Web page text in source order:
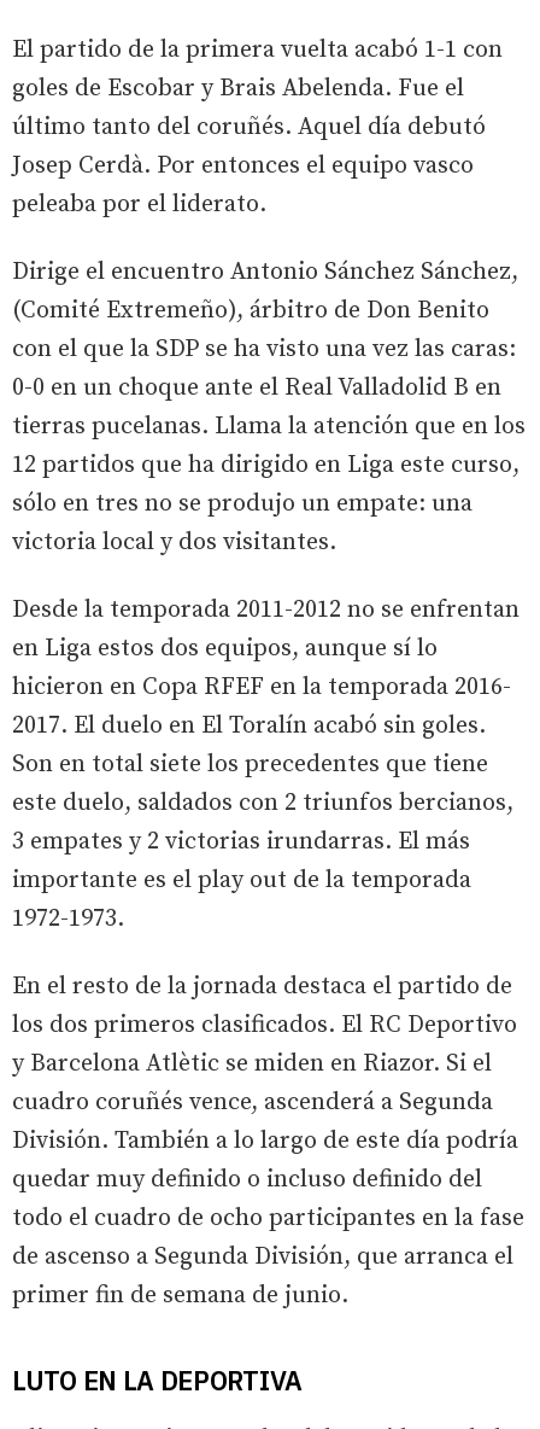
El partido de la primera vuelta acabó 1-1 con
goles de Escobar y Brais Abelenda. Fue el
último tanto del coruñés. Aquel día debutó
Josep Cerdà. Por entonces el equipo vasco
peleaba por el liderato.
Dirige el encuentro Antonio Sánchez Sánchez,
(Comité Extremeño), árbitro de Don Benito
con el que la SDP se ha visto una vez las caras:
0-0 en un choque ante el Real Valladolid B en
tierras pucelanas. Llama la atención que en los
12 partidos que ha dirigido en Liga este curso,
sólo en tres no se produjo un empate: una
victoria local y dos visitantes.
Desde la temporada 2011-2012 no se enfrentan
en Liga estos dos equipos, aunque sí lo
hicieron en Copa RFEF en la temporada 2016-
2017. El duelo en El Toralín acabó sin goles.
Son en total siete los precedentes que tiene
este duelo, saldados con 2 triunfos bercianos,
3 empates y 2 victorias irundarras. El más
importante es el play out de la temporada
1972-1973.
En el resto de la jornada destaca el partido de
los dos primeros clasificados. El RC Deportivo
y Barcelona Atlètic se miden en Riazor. Si el
cuadro coruñés vence, ascenderá a Segunda
División. También a lo largo de este día podría
quedar muy definido o incluso definido del
todo el cuadro de ocho participantes en la fase
de ascenso a Segunda División, que arranca el
primer fin de semana de junio.
LUTO EN LA DEPORTIVA